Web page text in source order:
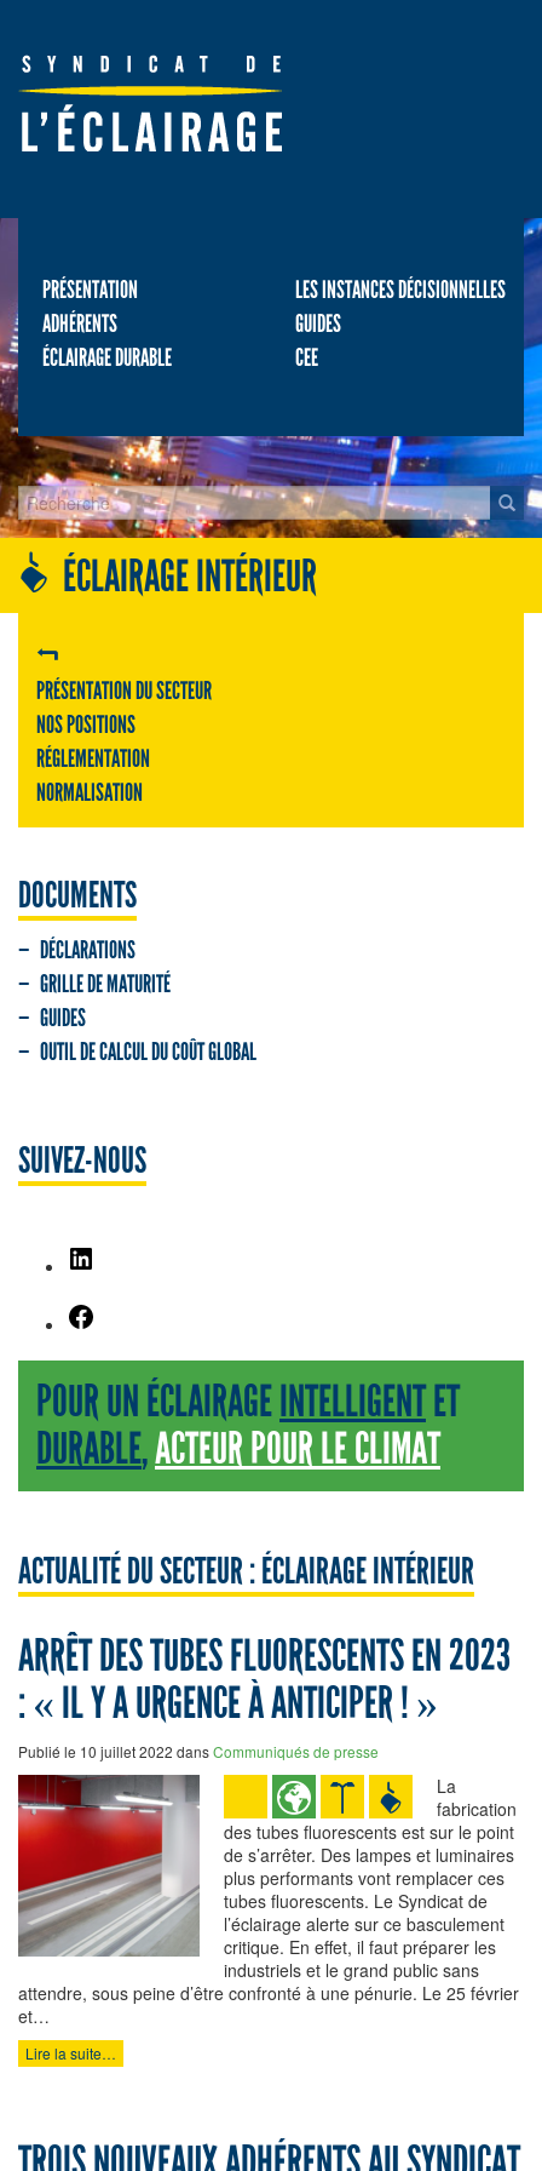
PRÉSENTATION
LES INSTANCES DÉCISIONNELLES
ADHÉRENTS
GUIDES
ÉCLAIRAGE DURABLE
CEE
ÉCLAIRAGE INTÉRIEUR
PRÉSENTATION DU SECTEUR
NOS POSITIONS
RÉGLEMENTATION
NORMALISATION
DOCUMENTS
DÉCLARATIONS
GRILLE DE MATURITÉ
GUIDES
OUTIL DE CALCUL DU COÛT GLOBAL
SUIVEZ-NOUS
POUR UN ÉCLAIRAGEINTELLIGENTET
DURABLE,ACTEUR POUR LE CLIMAT
ACTUALITÉ DU SECTEUR : ÉCLAIRAGE INTÉRIEUR
ARRÊT DES TUBES FLUORESCENTS EN 2023
: « IL Y A URGENCE À ANTICIPER ! »
Publié le 10 juillet 2022 dansCommuniqués de presse
La
fabrication
des tubes fluorescents est sur le point
de s’arrêter. Des lampes et luminaires
plus performants vont remplacer ces
tubes fluorescents. Le Syndicat de
l’éclairage alerte sur ce basculement
critique. En effet, il faut préparer les
industriels et le grand public sans
attendre, sous peine d’être confronté à une pénurie. Le 25 février
et…
Lire la suite…